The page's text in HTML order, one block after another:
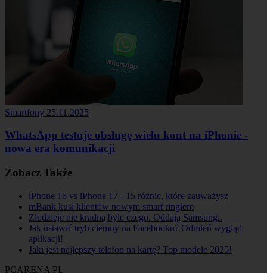
Smartfony 25.11.2025
WhatsApp testuje obsługę wielu kont na iPhonie -
nowa era komunikacji
Zobacz Także
iPhone 16 vs iPhone 17 - 15 różnic, które zauważysz
mBank kusi klientów nowym smart ringiem
Złodzieje nie kradną byle czego. Oddają Samsungi.
Jak ustawić tryb ciemny na Facebooku? Odmień wygląd
aplikacji!
Jaki jest najlepszy telefon na kartę? Top modele 2025!
PCARENA PL